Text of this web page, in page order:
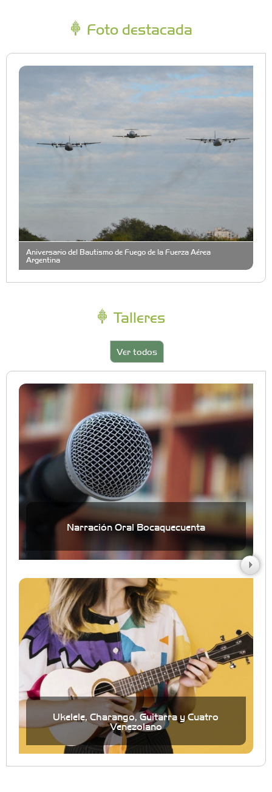
Foto destacada
Aniversario del Bautismo de Fuego de la Fuerza Aérea
Argentina
Talleres
Ver todos
Narración Oral Bocaquecuenta
Ukelele, Charango, Guitarra y Cuatro
Venezolano